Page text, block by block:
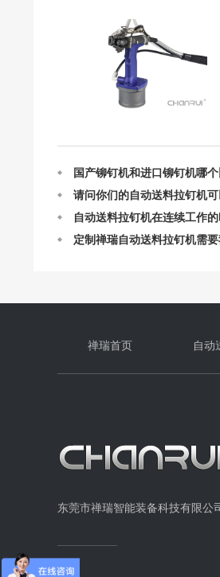
禅瑞全自动送料拉钉机常见问
禅瑞自动送料拉钉机的结构
禅瑞自动送料拉钉机的作业原
自动送料拉钉机最快一分钟
抽芯铆钉在使用中一些常见
请问你们的自动送料拉钉机可
自动送料拉钉机在连续工作的
定制禅瑞自动送料拉钉机需
禅瑞全自动送料拉钉机常见
禅瑞首页 自动
东莞市禅瑞智能装备科技有限公